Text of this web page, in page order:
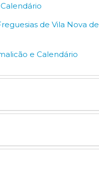
de Vila Nova de
e Calendário